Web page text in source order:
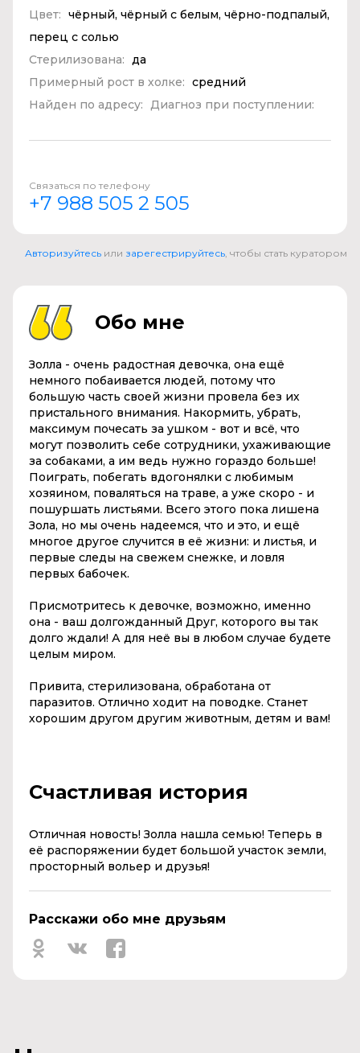
Цвет: чёрный, чёрный с белым, чёрно-подпалый,
перец с солью
Стерилизована:
да
Примерный рост в холке: средний
Найден по адресу:
Диагноз при поступлении:
Связаться по телефону
+7 988 505 2 505
Авторизуйтесь или зарегестрируйтесь , чтобы стать куратором
Обо мне
Золла - очень радостная девочка, она ещё
немного побаивается людей, потому что
большую часть своей жизни провела без их
пристального внимания. Накормить, убрать,
максимум почесать за ушком - вот и всё, что
могут позволить себе сотрудники, ухаживающие
за собаками, а им ведь нужно гораздо больше!
Поиграть, побегать вдогонялки с любимым
хозяином, поваляться на траве, а уже скоро - и
пошуршать листьями. Всего этого пока лишена
Зола, но мы очень надеемся, что и это, и ещё
многое другое случится в её жизни: и листья, и
первые следы на свежем снежке, и ловля
первых бабочек.
Присмотритесь к девочке, возможно, именно
она - ваш долгожданный Друг, которого вы так
долго ждали! А для неё вы в любом случае будете
целым миром.
Привита, стерилизована, обработана от
паразитов. Отлично ходит на поводке. Станет
хорошим другом другим животным, детям и вам!
Счастливая история
Отличная новость! Золла нашла семью! Теперь в
её распоряжении будет большой участок земли,
просторный вольер и друзья!
Расскажи обо мне друзьям